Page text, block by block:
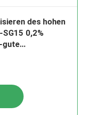
des hohen
0,2%
gute